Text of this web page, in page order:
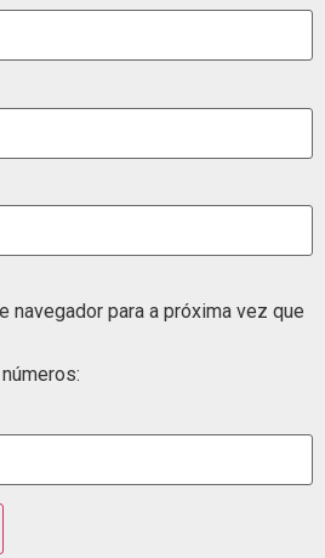
navegador para a próxima vez que